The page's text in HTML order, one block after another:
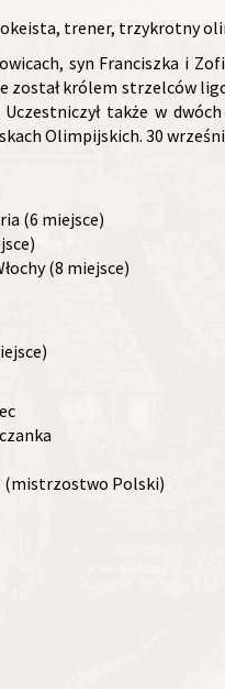
trener, trzykrotny
syn Franciszka i
został królem strzelców
także w
Olimpijskich. 30
(6 miejsce)
(8 miejsce)
(mistrzostwo Polski)